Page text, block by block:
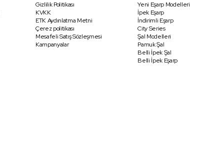
Gizlilik Politikası
KVKK
ETK Aydınlatma Metni
Çerez politikası
Mesafeli Satış Sözleşmesi
Kampanyalar
Yeni Eşarp Modelleri
İpek Eşarp
İndirimli Eşarp
City Series
Şal Modelleri
Pamuk Şal
Belli İpek Şal
Belli İpek Eşarp